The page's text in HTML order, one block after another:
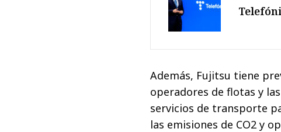
Además, Fujitsu tiene
operadores de flotas y
servicios de transporte
las emisiones de CO2 y